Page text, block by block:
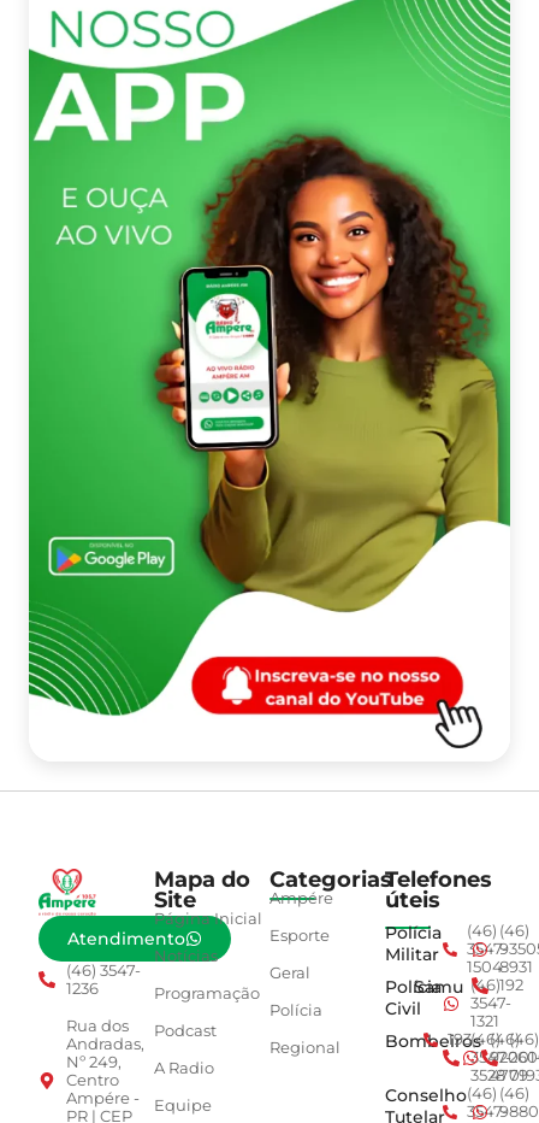
Atendimento
(46) 3547-
1236
Rua dos
Andradas,
Nº 249,
Centro
Ampére -
PR | CEP
Mapa do
Site
Página Inicial
Notícias
Programação
Podcast
A Radio
Equipe
Categorias
Ampére
Esporte
Geral
Polícia
Regional
Telefones
úteis
Polícia
Militar
(46)
3547-
1504
(46)
8931
Polícia
Civil
Samu (46)
3547-
1321
192
Bombeiros
193(46)
3547-
3528
(46)
4779
(46)
Conselho
Tutelar
(46)
3547-
(46)